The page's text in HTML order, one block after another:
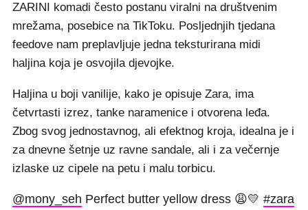
ZARINI komadi često postanu viralni na društvenim
mrežama, posebice na TikToku. Posljednjih tjedana
feedove nam preplavljuje jedna teksturirana midi
haljina koja je osvojila djevojke.
Haljina u boji vanilije, kako je opisuje Zara, ima
četvrtasti izrez, tanke naramenice i otvorena leđa.
Zbog svog jednostavnog, ali efektnog kroja, idealna je i
za dnevne šetnje uz ravne sandale, ali i za večernje
izlaske uz cipele na petu i malu torbicu.
@mony_seh Perfect butter yellow dress 😩💛 #zara